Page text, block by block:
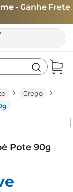
• Ganhe Frete
Grego
Pote 90g